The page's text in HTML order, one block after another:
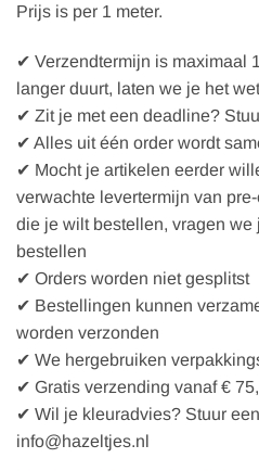
Prijs is per 1 meter.
✔ Verzendtermijn is maximaal
langer duurt, laten we je het
✔ Zit je met een deadline?
✔ Alles uit één order wordt
✔ Mocht je artikelen eerder
verwachte levertermijn van
die je wilt bestellen, vragen we
bestellen
✔ Orders worden niet gesplitst
✔ Bestellingen kunnen
worden verzonden
✔ We hergebruiken
✔ Gratis verzending vanaf €
✔ Wil je kleuradvies? Stuur
info@hazeltjes.nl